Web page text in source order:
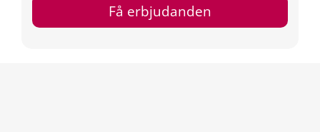
Få erbjudanden